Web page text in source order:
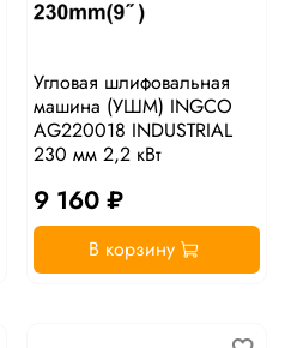
Угловая шлифовальная
машина (УШМ) INGCO
AG220018 INDUSTRIAL
230 мм 2,2 кВт
9 160 ₽
В корзину